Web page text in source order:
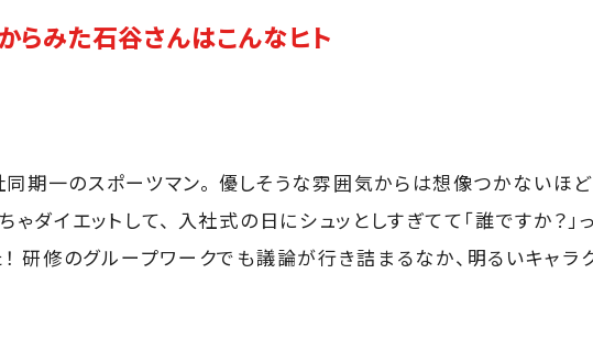
らみた石谷さんはこんなヒト
期一のスポーツマン。 優しそうな雰囲気からは想像つかないほど
ダイエットして、 入社式の日にシュッとしすぎてて「誰ですか？」
研修のグループワークでも議論が行き詰まるなか、明るいキャラ